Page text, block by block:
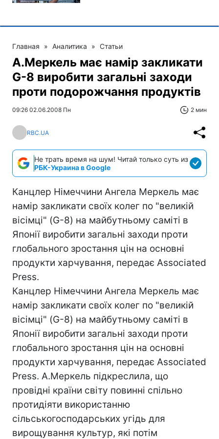
Главная » Аналитика » Статьи
А.Меркель має намір закликати
G-8 виробити загальні заходи
проти подорожчання продуктів
09:26 02.06.2008 Пн 2 мин
RBC.UA
Не трать время на шум! Читай только суть из
РБК-Украина в Google
Канцлер Німеччини Ангела Меркель має
намір закликати своїх колег по "великій
вісімці" (G-8) на майбутньому саміті в
Японії виробити загальні заходи проти
глобального зростання цін на основні
продукти харчування, передає Associated
Press.
Канцлер Німеччини Ангела Меркель має
намір закликати своїх колег по "великій
вісімці" (G-8) на майбутньому саміті в
Японії виробити загальні заходи проти
глобального зростання цін на основні
продукти харчування, передає Associated
Press. А.Меркель підкреслила, що
провідні країни світу повинні спільно
протидіяти використанню
сільськогосподарських угідь для
вирощування культур, які потім